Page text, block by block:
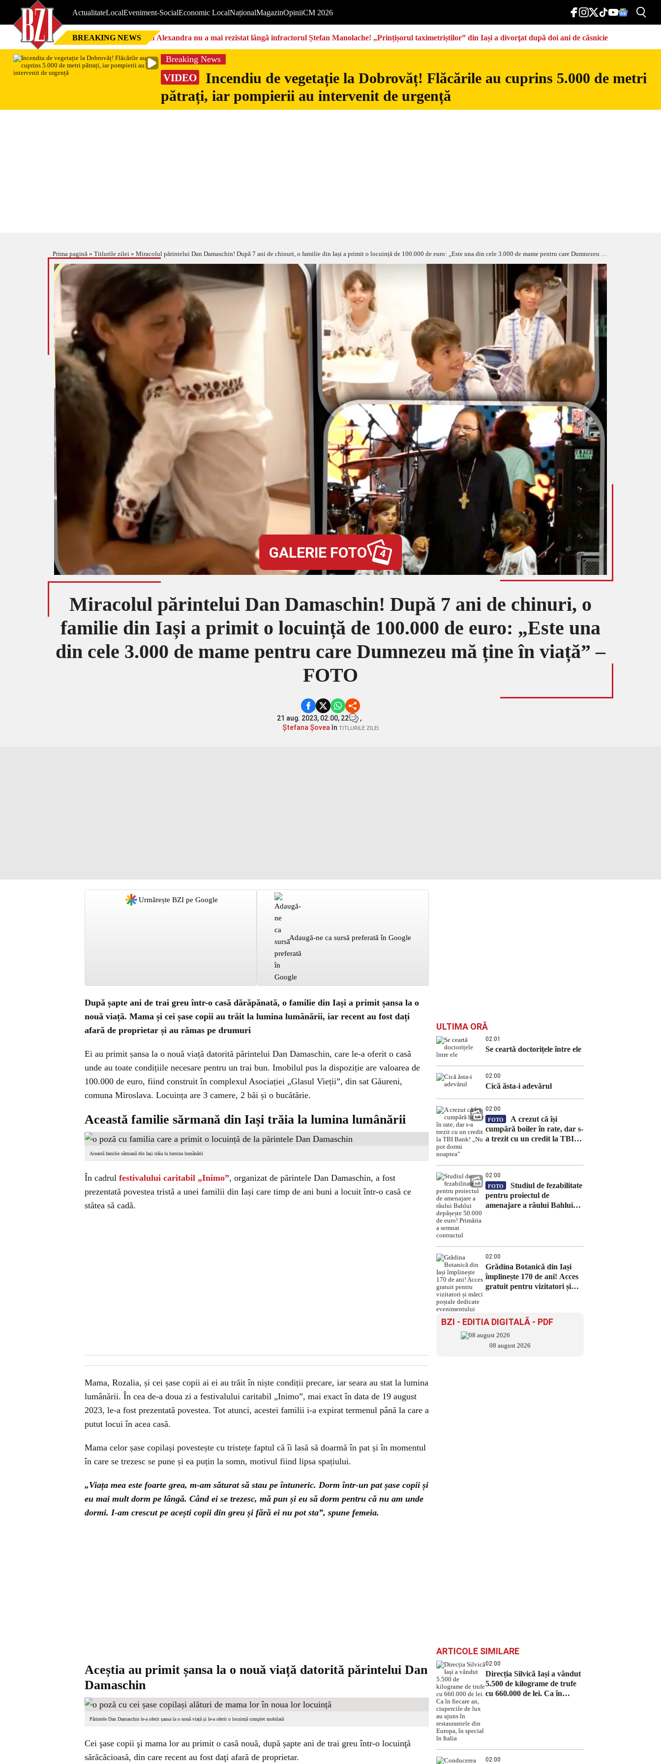
ActualitateLocalEveniment-SocialEconomic LocalNaționalMagazinOpiniiCM 2026
BREAKING NEWS Nici Alexandra nu a mai rezistat lângă infractorul Ștefan Manolache! „Prințișorul taximetriștilor” din Iași a divorţat după doi ani de căsnicie
Breaking News
VIDEO
Incendiu de vegetație la Dobrovăț! Flăcările au cuprins 5.000 de metri
pătrați, iar pompierii au intervenit de urgență
Prima pagină » Titlurile zilei » Miracolul părintelui Dan Damaschin! După 7 ani de chinuri, o familie din Iași a primit o locuință de 100.000 de euro: „Este una din cele 3.000 de mame pentru care Dumnezeu mă ține în viață” – FOTO
GALERIE FOTO 4
Miracolul părintelui Dan Damaschin! După 7 ani de chinuri, o
familie din Iași a primit o locuință de 100.000 de euro: „Este una
din cele 3.000 de mame pentru care Dumnezeu mă ține în viață” –
FOTO
21 aug. 2023, 02:00, 22
,
Ștefana Șoveaîn TITLURILE ZILEI
Urmărește BZI pe Google
Adaugă-ne ca sursă preferată în Google
După șapte ani de trai greu într-o casă dărăpănată, o familie din Iași a primit șansa la o
nouă viață. Mama și cei șase copii au trăit la lumina lumânării, iar recent au fost dați
afară de proprietar și au rămas pe drumuri
Ei au primit șansa la o nouă viață datorită părintelui Dan Damaschin, care le-a oferit o casă
unde au toate condițiile necesare pentru un trai bun. Imobilul pus la dispoziție are valoarea de
100.000 de euro, fiind construit în complexul Asociației „Glasul Vieții”, din sat Găureni,
comuna Miroslava. Locuința are 3 camere, 2 băi și o bucătărie.
Această familie sărmană din Iași trăia la lumina lumânării
Această familie sărmană din Iași trăia la lumina lumânării
În cadrul festivalului caritabil „Inimo”, organizat de părintele Dan Damaschin, a fost
prezentată povestea tristă a unei familii din Iași care timp de ani buni a locuit într-o casă ce
stătea să cadă.
Mama, Rozalia, și cei șase copii ai ei au trăit în niște condiții precare, iar seara au stat la lumina
lumânării. În cea de-a doua zi a festivalului caritabil „Inimo”, mai exact în data de 19 august
2023, le-a fost prezentată povestea. Tot atunci, acestei familii i-a expirat termenul până la care a
putut locui în acea casă.
Mama celor șase copilași povestește cu tristețe faptul că îi lasă să doarmă în pat și în momentul
în care se trezesc se pune și ea puțin la somn, motivul fiind lipsa spațiului.
„Viața mea este foarte grea, m-am săturat să stau pe întuneric. Dorm într-un pat șase copii și
eu mai mult dorm pe lângă. Când ei se trezesc, mă pun și eu să dorm pentru că nu am unde
dormi. I-am crescut pe acești copii din greu și fără ei nu pot sta”, spune femeia.
Aceștia au primit șansa la o nouă viață datorită părintelui Dan
Damaschin
Părintele Dan Damaschin le-a oferit șansa la o nouă viață și le-a oferit o locuință complet mobilată
Cei şase copii şi mama lor au primit o casă nouă, după șapte ani de trai greu într-o locuinţă
sărăcăcioasă, din care recent au fost daţi afară de proprietar.
ULTIMA ORĂ
02:01
Se ceartă doctorițele între ele
02:00
Cică ăsta-i adevărul
02:00
FOTO
A crezut că își
cumpără boiler în rate, dar s-
a trezit cu un credit la TBI
02:00
FOTO
Studiul de fezabilitate
pentru proiectul de
amenajare a râului Bahlui
02:00
Grădina Botanică din Iași
împlinește 170 de ani! Acces
gratuit pentru vizitatori și
BZI - EDITIA DIGITALĂ - PDF
08 august 2026
ARTICOLE SIMILARE
02:00
Direcția Silvică Iași a vândut
5.500 de kilograme de trufe
cu 660.000 de lei. Ca în
02:00